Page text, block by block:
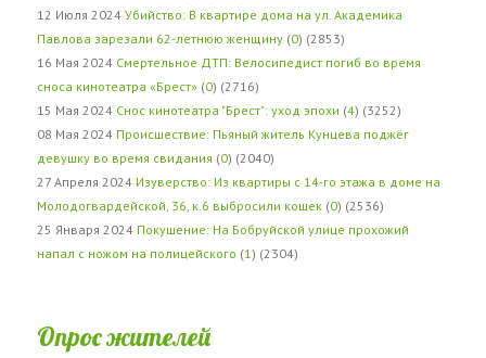
12 Июля 2024 Убийство: В квартире дома на ул. Академика
Павлова зарезали 62-летнюю женщину (0) (2853)
16 Мая 2024 Смертельное ДТП: Велосипедист погиб во время
сноса кинотеатра «Брест» (0) (2716)
15 Мая 2024 Снос кинотеатра "Брест": уход эпохи (4) (3252)
08 Мая 2024 Происшествие: Пьяный житель Кунцева поджёг
девушку во время свидания (0) (2040)
27 Апреля 2024 Изуверство: Из квартиры с 14-го этажа в доме на
Молодогвардейской, 36, к.6 выбросили кошек (0) (2536)
25 Января 2024 Покушение: На Бобруйской улице прохожий
напал с ножом на полицейского (1 ) (2304)
Опрос жителей